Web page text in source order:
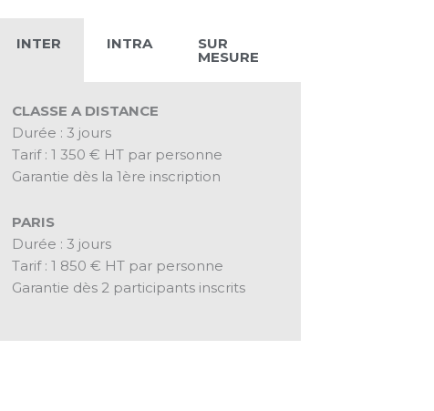
INTER INTRA SUR
MESURE
CLASSE A DISTANCE
Durée : 3 jours
Tarif : 1 350 € HT par personne
Garantie dès la 1ère inscription
PARIS
Durée : 3 jours
Tarif : 1 850 € HT par personne
Garantie dès 2 participants inscrits